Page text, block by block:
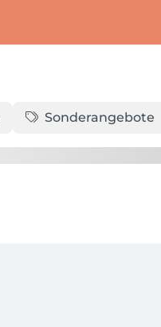
Sonderangebote